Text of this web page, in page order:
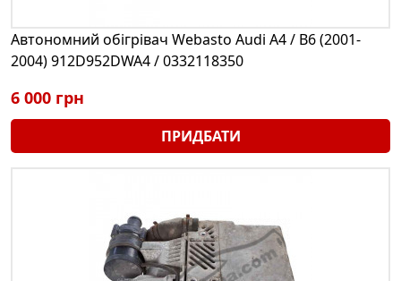
Автономний обігрівач Webasto Audi A4 / B6 (2001-
2004) 912D952DWA4 / 0332118350
6 000 грн
ПРИДБАТИ